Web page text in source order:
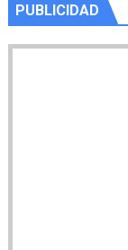
PUBLICIDAD